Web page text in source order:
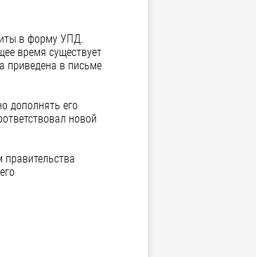
в форму УПД.
время существует
приведена в письме
дополнять его
новой